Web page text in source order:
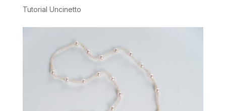
Tutorial Uncinetto